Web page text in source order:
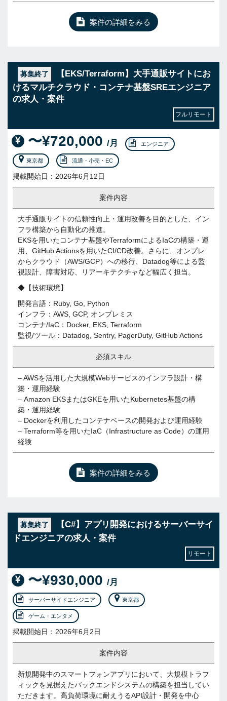
案件の詳細をみる
募集終了
【EKS/Terraform】大手通販サイトにお
けるマルチクラウド・コンテナ基盤SREエンジニア
の求人・案件
フルリモート
〜¥720,000 /月 エンジニア
東京都 流通・小売・EC
掲載開始日：2026年6月12日
案件内容
大手通販サイトの信頼性向上・運用改善を目的とした、イン
フラ構築から自動化の推進。
EKSを用いたコンテナ基盤やTerraformによるIaCの構築・運
用、GitHub Actionsを用いたCI/CD改善。さらに、オンプレ
からクラウド（AWS/GCP）への移行、Datadog等による監
視設計、障害対応、リアーキテクチャなど幅広く担当。
◆【技術環境】
開発言語：Ruby, Go, Python
インフラ：AWS, GCP, オンプレミス
コンテナ/IaC：Docker, EKS, Terraform
監視/ツール：Datadog, Sentry, PagerDuty, GitHub Actions
必須スキル
– AWSを活用した大規模Webサービスのインフラ設計・構
築・運用経験
– Amazon EKSまたはGKEを用いたKubernetes基盤の構
築・運用経験
– Dockerを利用したコンテナベースの開発および運用経験
– Terraform等を用いたIaC（Infrastructure as Code）の運用
経験
案件の詳細をみる
募集終了
【C#】アプリ開発におけるサーバーサイ
ドエンジニアの求人・案件
リモート
〜¥930,000 /月
サーバーサイドエンジニア 東京都
ゲーム・エンタメ
掲載開始日：2026年6月2日
案件内容
新規開発中のスマートフォンアプリにおいて、大規模トラフ
ィックを見据えたバックエンドシステムの構築を担当してい
ただきます。高負荷環境に耐えうるAPI設計・開発を中心